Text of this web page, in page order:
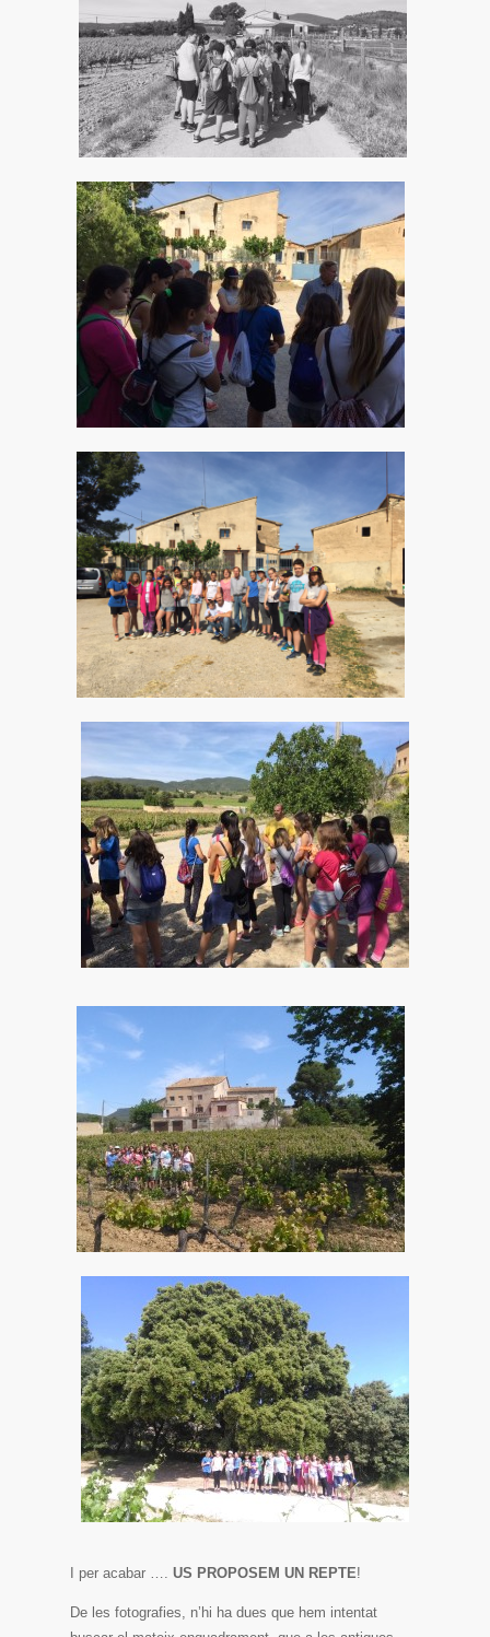
I per acabar …. US PROPOSEM UN REPTE!
De les fotografies, n’hi ha dues que hem intentat